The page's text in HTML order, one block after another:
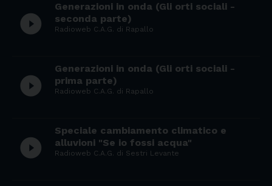
play_circle_filled
Generazioni in onda (Gli orti sociali -
seconda parte)
Radioweb C.A.G. di Rapallo
play_circle_filled
Generazioni in onda (Gli orti sociali -
prima parte)
Radioweb C.A.G. di Rapallo
play_circle_filled
Speciale cambiamento climatico e
alluvioni "Se io fossi acqua"
Radioweb C.A.G. di Sestri Levante